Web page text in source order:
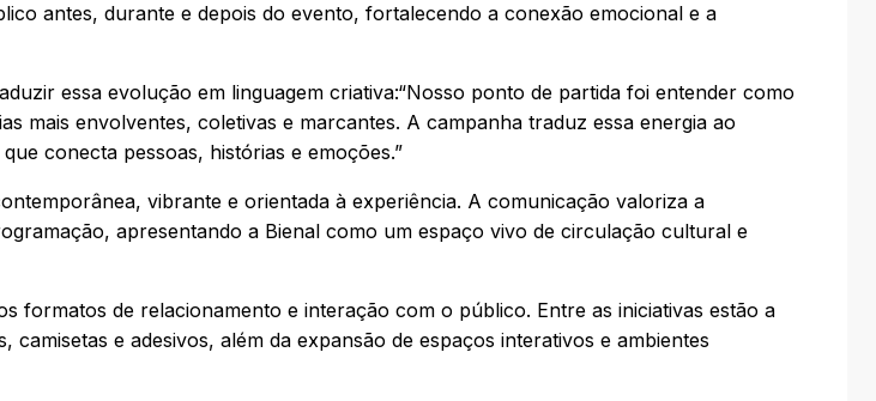
antes, durante e depois do evento, fortalecendo a conexão emocional e a
essa evolução em linguagem criativa:“Nosso ponto de partida foi entender como
mais envolventes, coletivas e marcantes. A campanha traduz essa energia ao
conecta pessoas, histórias e emoções.”
vibrante e orientada à experiência. A comunicação valoriza a
apresentando a Bienal como um espaço vivo de circulação cultural e
formatos de relacionamento e interação com o público. Entre as iniciativas estão a
e adesivos, além da expansão de espaços interativos e ambientes